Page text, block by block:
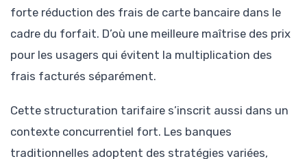
forte réduction des frais de carte bancaire dans le
cadre du forfait. D’où une meilleure maîtrise des prix
pour les usagers qui évitent la multiplication des
frais facturés séparément.
Cette structuration tarifaire s’inscrit aussi dans un
contexte concurrentiel fort. Les banques
traditionnelles adoptent des stratégies variées,